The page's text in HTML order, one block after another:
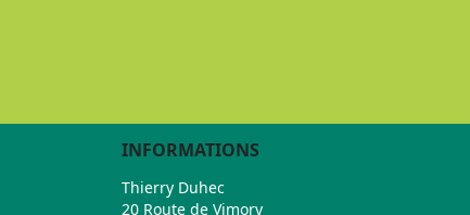
INFORMATIONS
Thierry Duhec
20 Route de Vimory